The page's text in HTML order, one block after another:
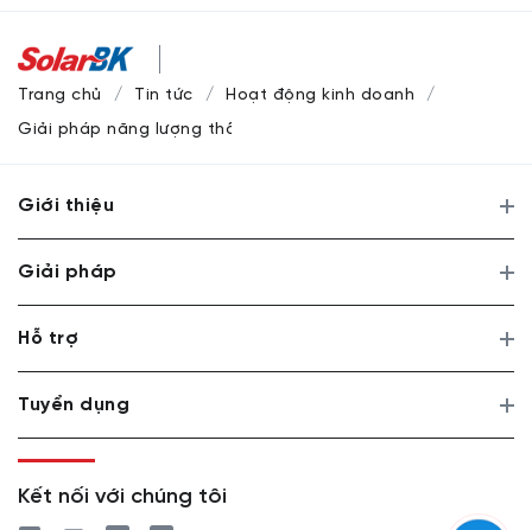
Trang chủ Tin tức
Hoạt động kinh doanh
Giải pháp năng lượng thông minh tại Hội thảo Kiến Trúc
Giới thiệu
Giải pháp
Hỗ trợ
Tuyển dụng
Kết nối với chúng tôi